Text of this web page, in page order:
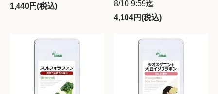
1,440円(税込)
8/10 9:59迄
4,104円(税込)